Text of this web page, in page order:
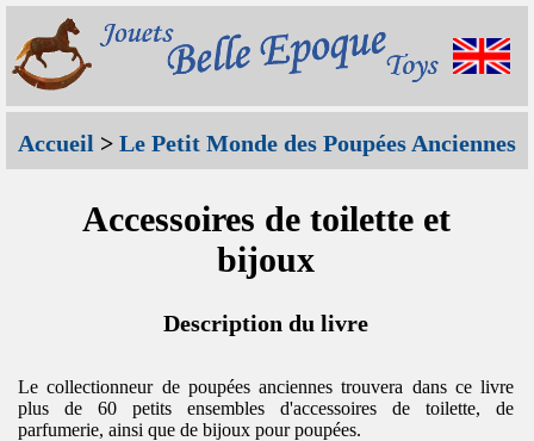
Accueil > Le Petit Monde des Poupées Anciennes
Accessoires de toilette et
bijoux
Description du livre
Le collectionneur de poupées anciennes trouvera dans ce livre
plus de 60 petits ensembles d'accessoires de toilette, de
parfumerie, ainsi que de bijoux pour poupées.